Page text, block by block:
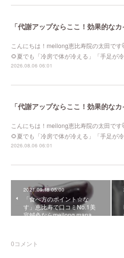
こんにちは！meilong恵比寿院の太田で
🌻夏でも「冷房で体が冷える」「手足が
2026.08.06 06:01
こんにちは！meilong恵比寿院の太田で
🌻夏でも「冷房で体が冷える」「手足が
2026.08.06 06:01
2021.09.18 05:00
「食べ方のポイント☆な
す」恵比寿で口コミNo.1美
容鍼灸ならmeilong mana
0コメント